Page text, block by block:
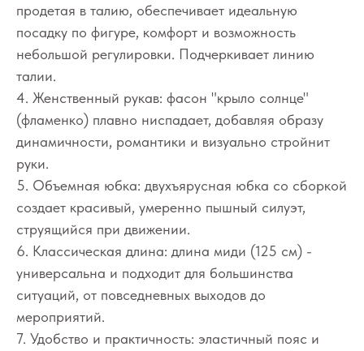
продетая в талию, обеспечивает идеальную
посадку по фигуре, комфорт и возможность
небольшой регулировки. Подчеркивает линию
талии.
4. Женственный рукав: фасон "крыло солнце"
(фламенко) плавно ниспадает, добавляя образу
динамичности, романтики и визуально стройнит
руки.
5. Объемная юбка: двухъярусная юбка со сборкой
создает красивый, умеренно пышный силуэт,
струящийся при движении.
6. Классическая длина: длина миди (125 см) -
универсальна и подходит для большинства
ситуаций, от повседневных выходов до
мероприятий.
7. Удобство и практичность: эластичный пояс и